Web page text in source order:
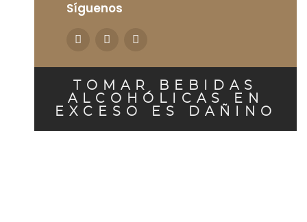
Síguenos
TOMAR BEBIDAS
ALCOHÓLICAS EN
EXCESO ES DAÑINO